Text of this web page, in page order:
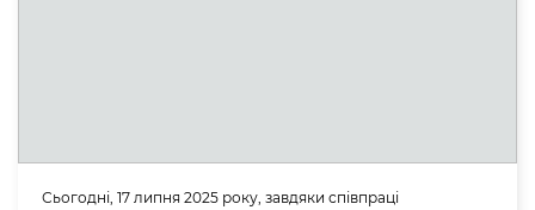
Сьогодні, 17 липня 2025 року, завдяки співпраці